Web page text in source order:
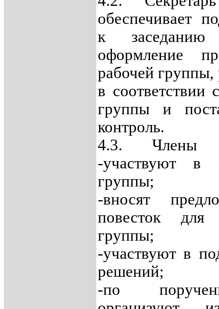
обеспечивает
к заседанию
оформление
рабочей группы,
в соответствии
группы и
контроль.
4.3. Члены
-участвуют в
группы;
-вносят
повесток для
группы;
-участвуют в
решений;
-по